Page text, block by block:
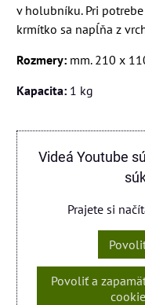
v holubníku. Pri
krmítko sa napĺňa z
Rozmery: mm. 210 x
Kapacita: 1 kg
Videá Youtube
Prajete si
Povoliť a